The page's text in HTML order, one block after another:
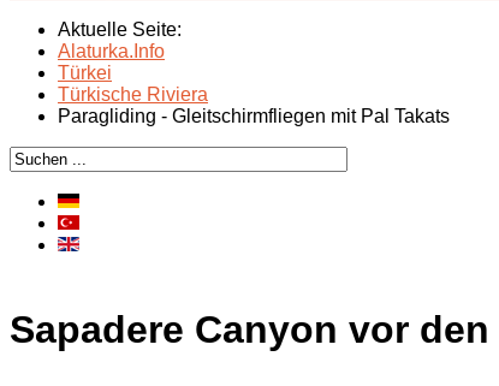
Aktuelle Seite:
Alaturka.Info
Türkei
Türkische Riviera
Paragliding - Gleitschirmfliegen mit Pal Takats
Sapadere Canyon vor den